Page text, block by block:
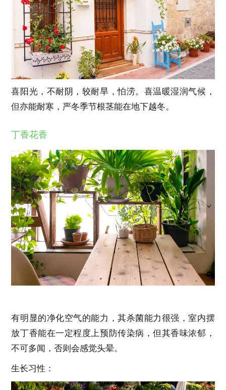
喜阳光，不耐阴，较耐旱，怕涝。喜温暖湿润气候，
但亦能耐寒，严冬季节根茎能在地下越冬。
丁香花香
有明显的净化空气的能力，其杀菌能力很强，室内摆
放丁香能在一定程度上预防传染病，但其香味浓郁，
不可多闻，否则会感觉头晕。
生长习性：